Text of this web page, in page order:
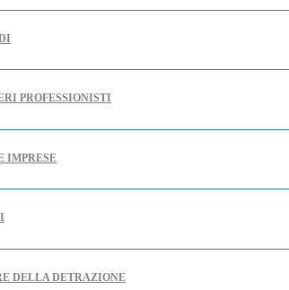
PROFESSIONISTI
IMPRESE
DELLA DETRAZIONE